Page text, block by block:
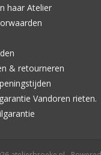
haar Atelier
& retourneren
Vandoren rieten.